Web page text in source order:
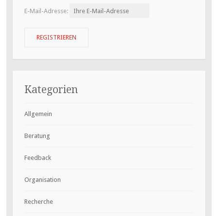
E-Mail-Adresse:
Kategorien
Allgemein
Beratung
Feedback
Organisation
Recherche